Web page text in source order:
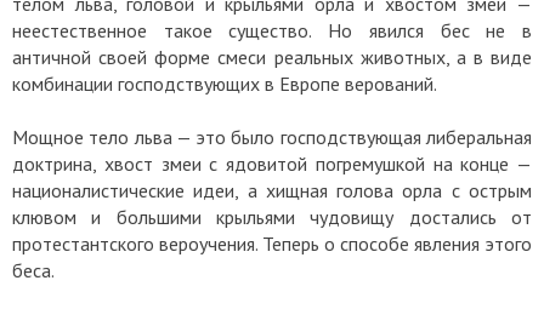
неестественное такое существо. Но явился бес не в
античной своей форме смеси реальных животных, а в виде
комбинации господствующих в Европе верований.
Мощное тело льва — это было господствующая либеральная
доктрина, хвост змеи с ядовитой погремушкой на конце —
националистические идеи, а хищная голова орла с острым
клювом и большими крыльями чудовищу достались от
протестантского вероучения. Теперь о способе явления этого
беса.